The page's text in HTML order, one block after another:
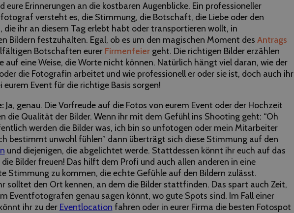
eure Erinnerungen an die kostbaren Augenblicke. Ein professioneller
versteht es, die Stimmung, die Botschaft, die Liebe oder den
die ihr an diesem Tag erlebt habt oder transportieren wollt, in
Bildern festzuhalten. Egal, ob es um den magischen Moment des Antrags
Botschaften eurer Firmenfeiergeht. Die richtigen Bilder erzählen
auf eine Weise, die Worte nicht können. Natürlich hängt viel daran, wie der
die Fotografin arbeitet und wie professionell er oder sie ist, doch auch ihr
eurem Event für die richtige Basis sorgen!
Ja, genau. Die Vorfreude auf die Fotos von eurem Event oder der Hochzeit
die Qualität der Bilder. Wenn ihr mit dem Gefühl ins Shooting geht: “Oh
werden die Bilder was, ich bin so unfotogen oder mein Mitarbeiter
bestimmt unwohl fühlen” dann überträgt sich diese Stimmung auf den
und diejenigen, die abgelichtet werde. Stattdessen könnt ihr euch auf das
die Bilder freuen! Das hilft dem Profi und auch allen anderen in eine
Stimmung zu kommen, die echte Gefühle auf den Bildern zulässt.
solltet den Ort kennen, an dem die Bilder stattfinden. Das spart auch Zeit,
Eventfotografen genau sagen könnt, wo gute Spots sind. Im Fall einer
ihr zu der Eventlocation fahren oder in eurer Firma die besten Fotospot